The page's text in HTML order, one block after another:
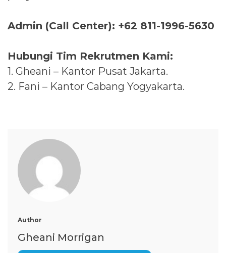
Admin (Call Center): +62 811-1996-5630
Hubungi Tim Rekrutmen Kami:
1. Gheani – Kantor Pusat Jakarta.
2. Fani – Kantor Cabang Yogyakarta.
Author
Gheani Morrigan